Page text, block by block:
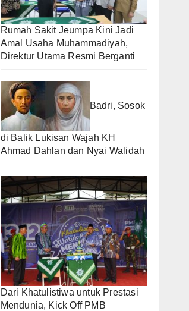
Rumah Sakit Jeumpa Kini Jadi
Amal Usaha Muhammadiyah,
Direktur Utama Resmi Berganti
Badri, Sosok
di Balik Lukisan Wajah KH
Ahmad Dahlan dan Nyai Walidah
Dari Khatulistiwa untuk Prestasi
Mendunia, Kick Off PMB